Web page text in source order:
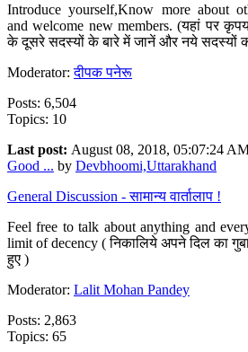
Introduce yourself,Know more about
and welcome new members. (यहां पर
के दूसरे सदस्यों के बारे में जानें और नये सदस्यों
Moderator:दीपक पनेरू
Posts: 6,504
Topics: 10
Last post: August 08, 2018, 05:07:24
Good ... by Devbhoomi,Uttarakhand
General Discussion - सामान्य वार्तालाप !
Feel free to talk about anything and
limit of decency ( निकालिये अपने दिल का
हुए )
Moderator: Lalit Mohan Pandey
Posts: 2,863
Topics: 65